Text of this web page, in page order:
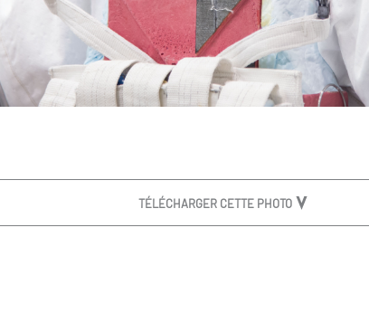
TÉLÉCHARGER CETTE PHOTO